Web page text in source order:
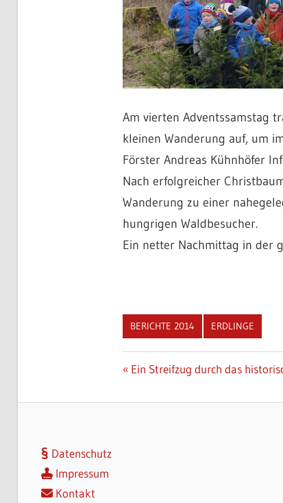
Am vierten Adventssamstag
kleinen Wanderung auf, um
Förster Andreas Kühnhöfer
Nach erfolgreicher
Wanderung zu einer
hungrigen Waldbesucher.
Ein netter Nachmittag in der
BERICHTE 2014 ERDLINGE
Beitragsnavigation
Vorheriger
Ein Streifzug durch das
Datenschutz
Impressum
Kontakt